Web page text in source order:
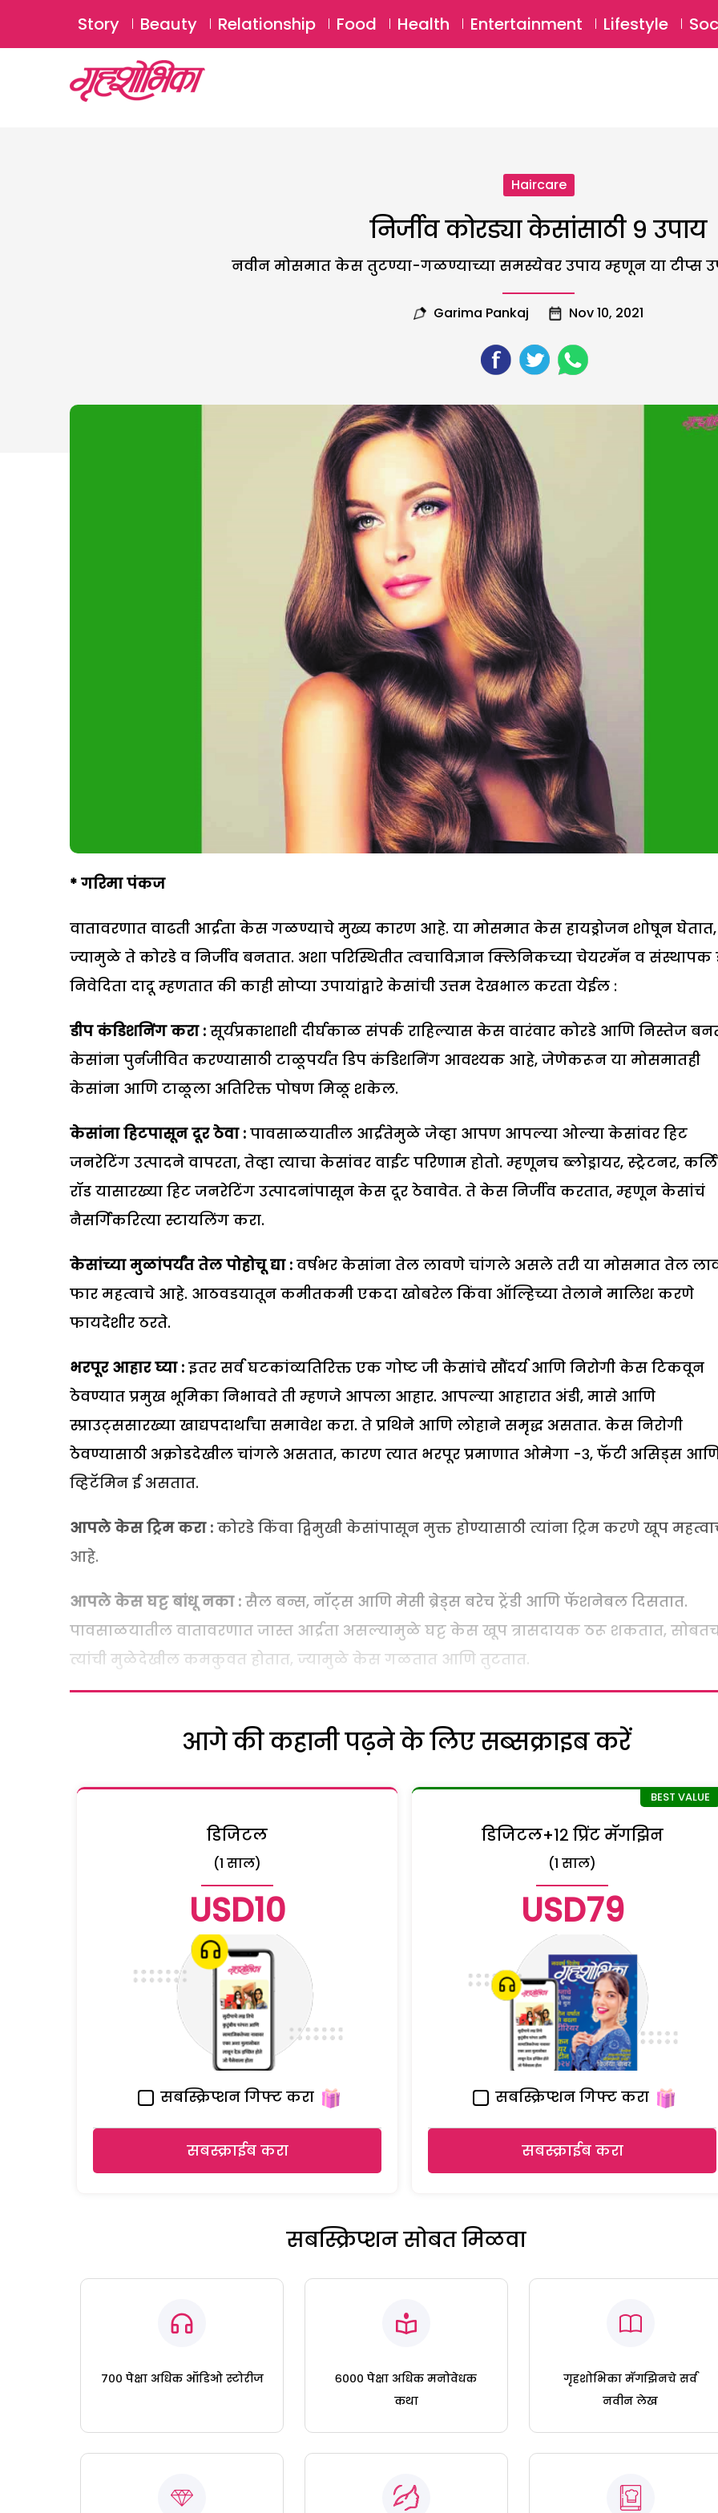
Story Beauty Relationship Food Health Entertainment Lifestyle
Haircare
निर्जीव कोरड्या केसांसाठी ९ उपाय
नवीन मोसमात केस तुटण्या-गळण्याच्या समस्येवर उपाय म्हणून या टीप्स
Garima Pankaj Nov 10, 2021
* गरिमा पंकज
वातावरणात वाढती आर्द्रता केस गळण्याचे मुख्य कारण आहे. या मोसमात केस हायड्रोजन शोषून घेतात,
ज्यामुळे ते कोरडे व निर्जीव बनतात. अशा परिस्थितीत त्वचाविज्ञान क्लिनिकच्या चेयरमॅन व संस्थापक
निवेदिता दादू म्हणतात की काही सोप्या उपायांद्वारे केसांची उत्तम देखभाल करता येईल :
डीप कंडिशनिंग करा : सूर्यप्रकाशाशी दीर्घकाळ संपर्क राहिल्यास केस वारंवार कोरडे आणि निस्तेज
केसांना पुर्नजीवित करण्यासाठी टाळूपर्यंत डिप कंडिशनिंग आवश्यक आहे, जेणेकरून या मोसमातही
केसांना आणि टाळूला अतिरिक्त पोषण मिळू शकेल.
केसांना हिटपासून दूर ठेवा : पावसाळयातील आर्द्रतेमुळे जेव्हा आपण आपल्या ओल्या केसांवर हिट
जनरेटिंग उत्पादने वापरता, तेव्हा त्याचा केसांवर वाईट परिणाम होतो. म्हणूनच ब्लोड्रायर, स्ट्रेटनर,
रॉड यासारख्या हिट जनरेटिंग उत्पादनांपासून केस दूर ठेवावेत. ते केस निर्जीव करतात, म्हणून केसांचं
नैसर्गिकरित्या स्टायलिंग करा.
केसांच्या मुळांपर्यंत तेल पोहोचू द्या : वर्षभर केसांना तेल लावणे चांगले असले तरी या मोसमात तेल
फार महत्वाचे आहे. आठवडयातून कमीतकमी एकदा खोबरेल किंवा ऑल्हिच्या तेलाने मालिश करणे
फायदेशीर ठरते.
भरपूर आहार घ्या : इतर सर्व घटकांव्यतिरिक्त एक गोष्ट जी केसांचे सौंदर्य आणि निरोगी केस टिकवून
ठेवण्यात प्रमुख भूमिका निभावते ती म्हणजे आपला आहार. आपल्या आहारात अंडी, मासे आणि
स्प्राउट्ससारख्या खाद्यपदार्थांचा समावेश करा. ते प्रथिने आणि लोहाने समृद्ध असतात. केस निरोगी
ठेवण्यासाठी अक्रोडदेखील चांगले असतात, कारण त्यात भरपूर प्रमाणात ओमेगा -३, फॅटी असिड्स
व्हिटॅमिन ई असतात.
आपले केस ट्रिम करा : कोरडे किंवा द्विमुखी केसांपासून मुक्त होण्यासाठी त्यांना ट्रिम करणे खूप
आहे.
आपले केस घट्ट बांधू नका : सैल बन्स, नॉट्स आणि मेसी ब्रेड्स बरेच ट्रेंडी आणि फॅशनेबल दिसतात.
पावसाळयातील वातावरणात जास्त आर्द्रता असल्यामुळे घट्ट केस खूप त्रासदायक ठरू शकतात,
त्यांची मुळेदेखील कमकुवत होतात, ज्यामुळे केस गळतात आणि तुटतात.
आगे की कहानी पढ़ने के लिए सब्सक्राइब करें
डिजिटल
(1 साल)
USD10
सबस्क्रिप्शन गिफ्ट करा
सबस्क्राईब करा
डिजिटल+१२ प्रिंट मॅगझिन
(1 साल)
USD79
सबस्क्रिप्शन गिफ्ट करा
सबस्क्राईब करा
सबस्क्रिप्शन सोबत मिळवा
७०० पेक्षा अधिक ऑडिओ स्टोरीज
६००० पेक्षा अधिक मनोवेधक
कथा
गृहशोभिका मॅगझिनचे सर्व
नवीन लेख